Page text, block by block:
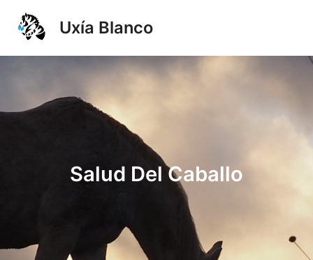
contenido
Uxía Blanco
Salud Del Caballo